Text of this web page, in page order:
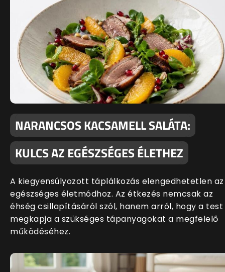
NARANCSOS KACSAMELL SALÁTA:
KULCS AZ EGÉSZSÉGES ÉLETHEZ
A kiegyensúlyozott táplálkozás elengedhetetlen az
egészséges életmódhoz. Az étkezés nemcsak az
éhség csillapításáról szól, hanem arról, hogy a test
megkapja a szükséges tápanyagokat a megfelelő
működéséhez.